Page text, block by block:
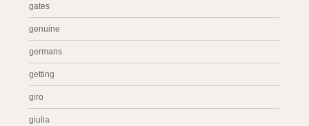
gates
genuine
germans
getting
giro
giulia